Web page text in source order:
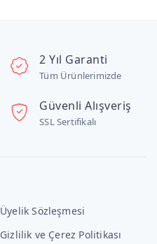
2 Yıl Garanti
Tüm Ürünlerimizde
Güvenli Alışveriş
SSL Sertifikalı
Üyelik Sözleşmesi
Gizlilik ve Çerez Politikası